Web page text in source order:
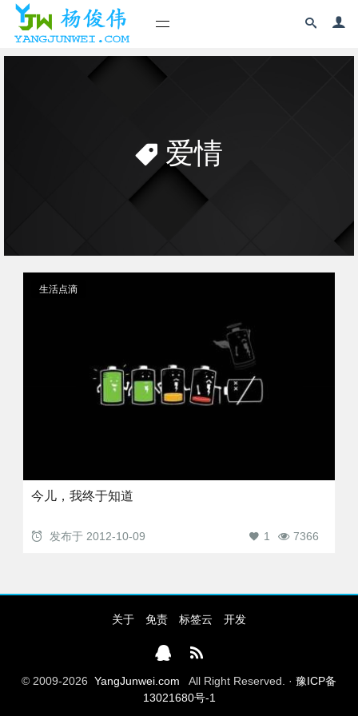
爱情
生活点滴
今儿，我终于知道
发布于 2012-10-09 7366
1
关于 免责 标签云 开发
© 2009-2026 YangJunwei.com All Right Reserved. · 豫ICP备
13021680号-1